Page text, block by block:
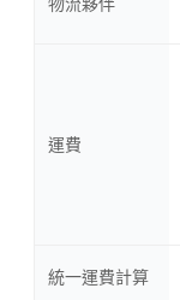
運費
統一運費計算